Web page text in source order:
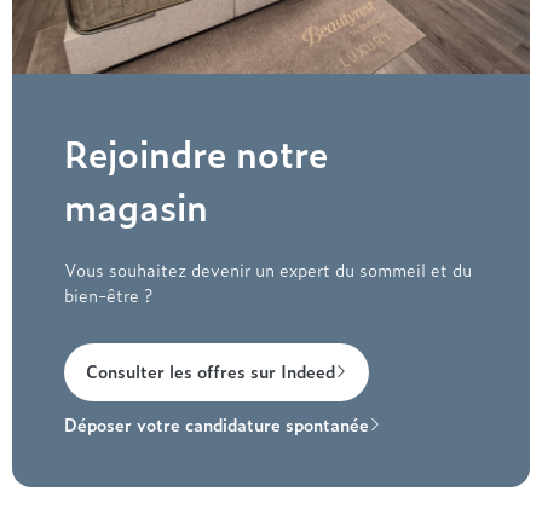
Rejoindre notre
magasin
Vous souhaitez devenir un expert du sommeil et du
bien-être ?
Consulter les offres sur Indeed
Déposer votre candidature spontanée